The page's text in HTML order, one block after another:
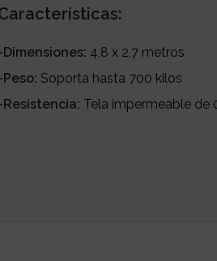
Dimensiones: 4,8 x 2,7 metros
Peso: Soporta hasta 700 kilos
Resistencia: Tela impermeable de